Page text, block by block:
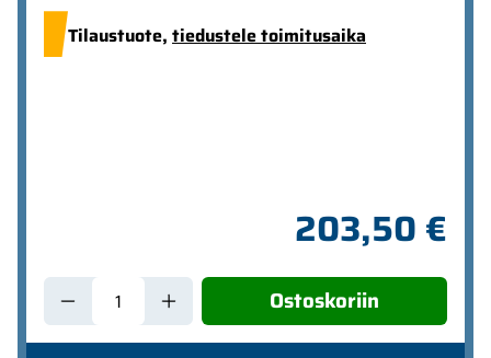
Tilaustuote, tiedustele toimitusaika
203,50 €
Ostoskoriin